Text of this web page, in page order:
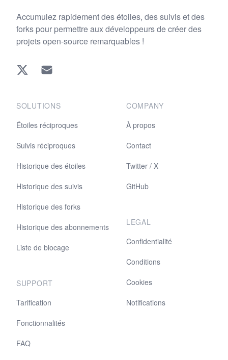
Accumulez rapidement des étoiles, des suivis et des
forks pour permettre aux développeurs de créer des
projets open-source remarquables !
Twitter EMAIL
SOLUTIONS
Étoiles réciproques
Suivis réciproques
Historique des étoiles
Historique des suivis
Historique des forks
Historique des abonnements
Liste de blocage
SUPPORT
Tarification
Fonctionnalités
FAQ
COMPANY
À propos
Contact
Twitter / X
GitHub
LEGAL
Confidentialité
Conditions
Cookies
Notifications